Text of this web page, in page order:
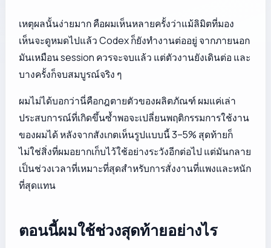
เหตุผลนั้นง่ายมาก คือผมเห็นหลายครั้งว่าแม้ลิมิตที่มอง
เห็นจะดูหมดไปแล้ว Codex ก็ยังทำงานต่ออยู่ จากภายนอก
มันเหมือน session ควรจะจบแล้ว แต่ตัวงานยังเดินต่อ และ
บางครั้งก็จบสมบูรณ์จริง ๆ
ผมไม่ได้บอกว่านี่คือกฎตายตัวของผลิตภัณฑ์ ผมแค่เล่า
ประสบการณ์ที่เกิดขึ้นซ้ำพอจะเปลี่ยนพฤติกรรมการใช้งาน
ของผมได้ หลังจากสังเกตเห็นรูปแบบนี้ 3–5% สุดท้ายก็
ไม่ใช่สิ่งที่ผมอยากเก็บไว้ใช้อย่างระวังอีกต่อไป แต่มันกลาย
เป็นช่วงเวลาที่เหมาะที่สุดสำหรับการสั่งงานที่แพงและหนัก
ที่สุดแทน
ตอนนี้ผมใช้ช่วงสุดท้ายอย่างไร